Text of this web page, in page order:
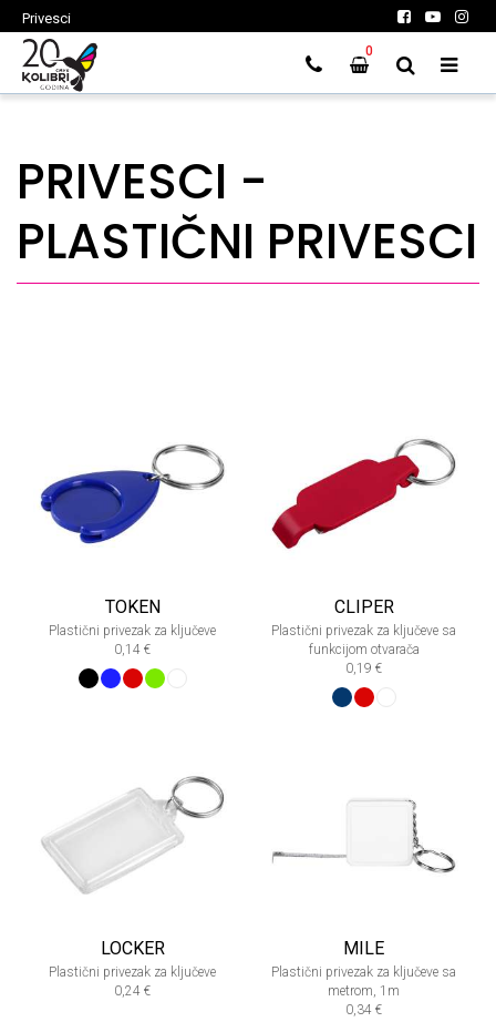
Privesci
0
PRIVESCI -
PLASTIČNI PRIVESCI
TOKEN
Plastični privezak za ključeve
0,14 €
CLIPER
Plastični privezak za ključeve sa
funkcijom otvarača
0,19 €
LOCKER
Plastični privezak za ključeve
0,24 €
MILE
Plastični privezak za ključeve sa
metrom, 1m
0,34 €